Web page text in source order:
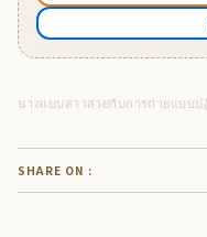
นางแบบสาวสวยกับการถ่ายแบบ
SHARE ON :